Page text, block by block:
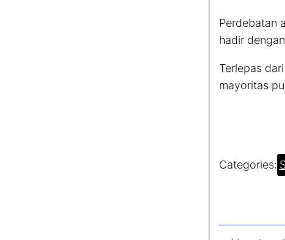
Perdebatan
hadir
Terlepas
mayoritas
Categories: